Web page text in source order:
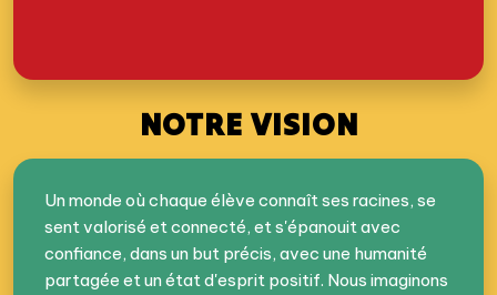
NOTRE VISION
Un monde où chaque élève connaît ses racines, se
sent valorisé et connecté, et s'épanouit avec
confiance, dans un but précis, avec une humanité
partagée et un état d'esprit positif. Nous imaginons